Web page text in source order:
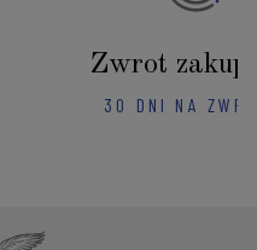
Zwrot
30 DNI NA